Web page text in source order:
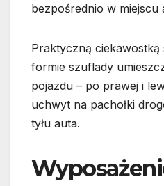
bezpośrednio w miejscu
Praktyczną
formie szuflady
pojazdu – po prawej i
uchwyt na pachołki
tyłu auta.